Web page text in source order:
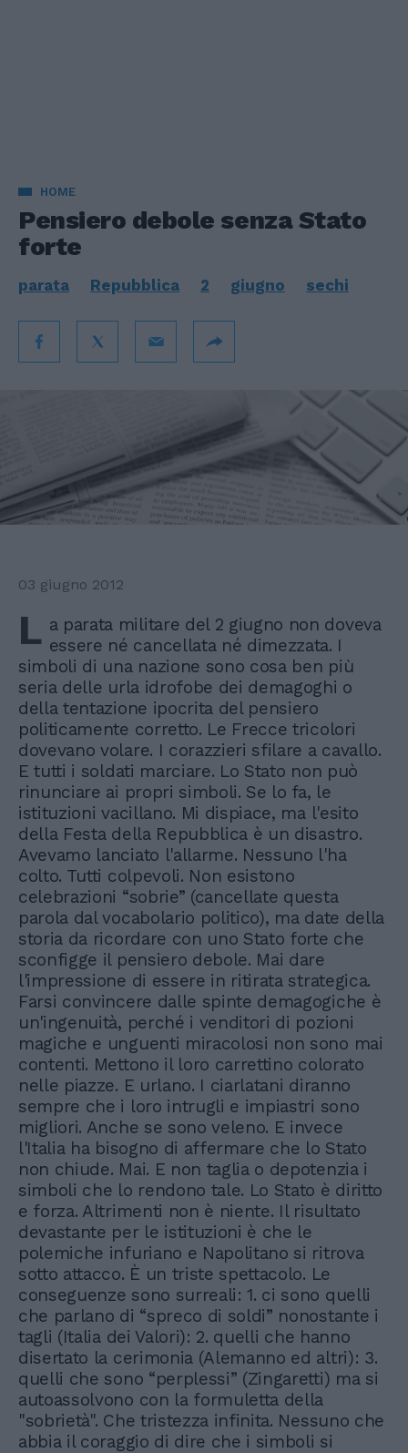
HOME
Pensiero debole senza Stato
forte
parata Repubblica 2 giugno sechi
03 giugno 2012
L a parata militare del 2 giugno non doveva
essere né cancellata né dimezzata. I
simboli di una nazione sono cosa ben più
seria delle urla idrofobe dei demagoghi o
della tentazione ipocrita del pensiero
politicamente corretto. Le Frecce tricolori
dovevano volare. I corazzieri sfilare a cavallo.
E tutti i soldati marciare. Lo Stato non può
rinunciare ai propri simboli. Se lo fa, le
istituzioni vacillano. Mi dispiace, ma l'esito
della Festa della Repubblica è un disastro.
Avevamo lanciato l'allarme. Nessuno l'ha
colto. Tutti colpevoli. Non esistono
celebrazioni “sobrie” (cancellate questa
parola dal vocabolario politico), ma date della
storia da ricordare con uno Stato forte che
sconfigge il pensiero debole. Mai dare
l'impressione di essere in ritirata strategica.
Farsi convincere dalle spinte demagogiche è
un'ingenuità, perché i venditori di pozioni
magiche e unguenti miracolosi non sono mai
contenti. Mettono il loro carrettino colorato
nelle piazze. E urlano. I ciarlatani diranno
sempre che i loro intrugli e impiastri sono
migliori. Anche se sono veleno. E invece
l'Italia ha bisogno di affermare che lo Stato
non chiude. Mai. E non taglia o depotenzia i
simboli che lo rendono tale. Lo Stato è diritto
e forza. Altrimenti non è niente. Il risultato
devastante per le istituzioni è che le
polemiche infuriano e Napolitano si ritrova
sotto attacco. È un triste spettacolo. Le
conseguenze sono surreali: 1. ci sono quelli
che parlano di “spreco di soldi” nonostante i
tagli (Italia dei Valori): 2. quelli che hanno
disertato la cerimonia (Alemanno ed altri): 3.
quelli che sono “perplessi” (Zingaretti) ma si
autoassolvono con la formuletta della
"sobrietà". Che tristezza infinita. Nessuno che
abbia il coraggio di dire che i simboli si